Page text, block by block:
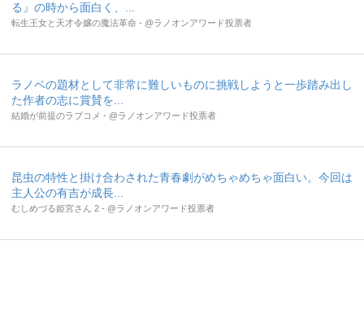
る』の時から面白く、...
転生王女と天才令嬢の魔法革命 - @ラノオンアワード投票者
ラノベの題材として非常に難しいものに挑戦しようと一歩踏み出し
た作者の志に賞賛を...
結婚が前提のラブコメ - @ラノオンアワード投票者
昆虫の特性と掛け合わされた青春劇がめちゃめちゃ面白い。今回は
主人公の有吉が成長...
むしめづる姫宮さん 2 - @ラノオンアワード投票者